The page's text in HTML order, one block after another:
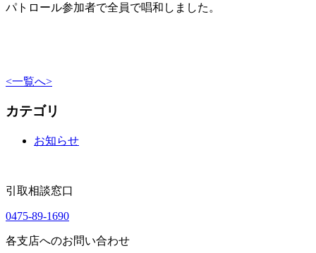
パトロール参加者で全員で唱和しました。
<一覧へ>
カテゴリ
お知らせ
引取相談窓口
0475-89-1690
各支店へのお問い合わせ